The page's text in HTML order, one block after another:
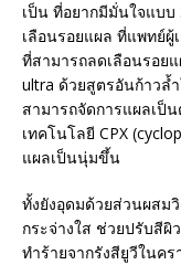
เป็น ที่อยากมีมั่นใจแบ
เลือนรอยแผล ที่แพทย์
ที่สามารถลดเลือนรอย
ultra ด้วยสูตรอันก้าวล้
สามารถจัดการแผลเป็
เทคโนโลยี CPX
แผลเป็นนุ่มขึ้น
ทั้งยังอุดมด้วยส่วนผสม
กระจ่างใส ช่วยปรับสีผิ
ทำร้ายจากรังสียูวีในค